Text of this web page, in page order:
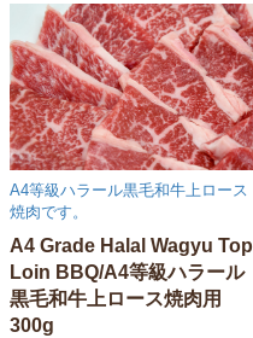
A4等級ハラール黒毛和牛上ロース
焼肉です。
A4 Grade Halal Wagyu Top
Loin BBQ/A4等級ハラール
黒毛和牛上ロース焼肉用
300g